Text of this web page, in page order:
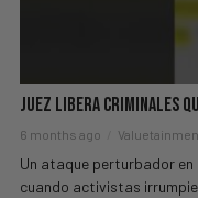
Juez Libera Criminales
6 months ago
Un ataque perturbador
cuando activistas